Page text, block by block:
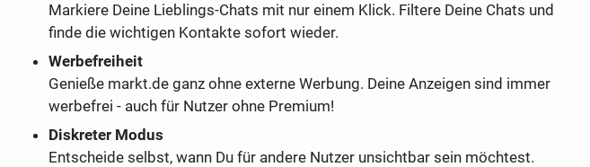
Markiere Deine Lieblings-Chats mit nur einem Klick. Filtere Deine Chats und
finde die wichtigen Kontakte sofort wieder.
Werbefreiheit
Genieße markt.de ganz ohne externe Werbung. Deine Anzeigen sind immer
werbefrei - auch für Nutzer ohne Premium!
Diskreter Modus
Entscheide selbst, wann Du für andere Nutzer unsichtbar sein möchtest.